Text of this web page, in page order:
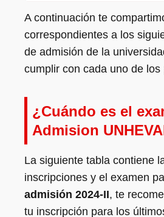
A continuación te
correspondientes a los
de admisión de la
cumplir con cada uno de los
¿Cuándo es el
Admision
La siguiente tabla contiene
inscripciones y el examen
admisión 2024-II, te
tu inscripción para los